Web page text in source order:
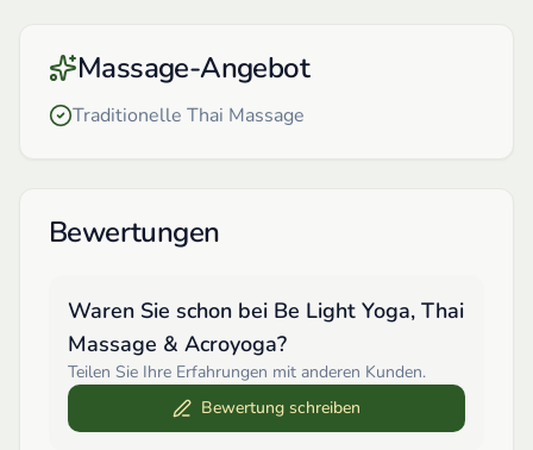
Massage-Angebot
Traditionelle Thai Massage
Bewertungen
Waren Sie schon bei Be Light Yoga, Thai
Massage & Acroyoga?
Teilen Sie Ihre Erfahrungen mit anderen Kunden.
Bewertung schreiben